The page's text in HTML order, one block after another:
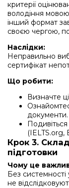
критерії
володіння
інший формат
своєю чергою,
Наслідки:
Неправильно
сертифікат
Що робити:
Визначте
документи.
(IELTS.org,
Крок 3.
підготовки
Чому це
Без системності
не